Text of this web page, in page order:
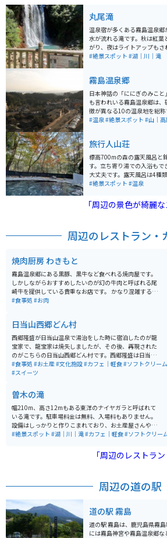
丸尾滝
温泉宿が多くある霧島温泉
水が流れる滝です。秋は紅葉
がり、夜はライトアップも
す。 無料駐車場がありますが
#絶景スポット #湖｜川｜滝
霧島温泉郷
日本神話の「ににぎのみこ
も言われいる霧島温泉郷は
徴が異なる10の温泉地を総
満ちており、食事とお土産を
#温泉#絶景スポット #山｜
旅行人山荘
標高700mの森の露天風呂と
す。立ち寄り湯での入浴もで
大丈夫です。露天風呂は4種
ています。秋の紅葉の湯は最
トにて露天風呂の空き状況
予約します。空いていれば、す
っくり過ごす事ができます
す。季節によって、景色が
#絶景スポット #温泉
「周辺の景色が綺麗
周辺のレストラン・
焼肉厨房 わきもと
霧島温泉郷にある黒豚、黒牛など食べれる焼肉屋です。
しかしながらおすすめしたいのが幻の牛肉と呼ばれる尾
崎牛を提供している貴重なお店です。 かなり混雑する店
なので日時が決まっているのならば席とメニューをあら
#食事処 #お肉
日当山西郷どん村
西郷隆盛が日当山温泉で湯治をした時に宿泊したのが龍
宝家で、龍宝家は焼失しましたが、その後、再現された
のがこちらの日当山西郷どん村です。西郷隆盛は日当山
を十数回訪れ、温泉や狩りや釣りを楽しんだそうです。
日当山西郷どん村には、西郷隆盛公が日当山を訪れた際
本庭園があり、入場無料です。 敷地内の物産館には、地
元食材を中心としたレストラン「日当山無垢食堂」があ
ります。 また、日当山温泉の湯を引いた足湯(無料)があ
ります。入り口目の前に無料駐車場があります。
#食事処 #お土産#文化施設#カフェ｜軽食#ソフトクリーム
#スイーツ
曽木の滝
幅210m、高さ12mもある東洋のナイヤガラと呼ばれて
いる滝です。駐車場料金は無料、入場料もありません。
設備はしっかりと作りこまれており、お土産屋さんや軽
食屋さんも充実しています。 高さはそこまでありません
#絶景スポット #湖｜川｜滝#カフェ｜軽食#ソフトクリー
「周辺のレストラ
周辺の道の駅
道の駅 霧島
道の駅 霧島は、鹿児島県霧
には霧島神宮や霧島温泉郷